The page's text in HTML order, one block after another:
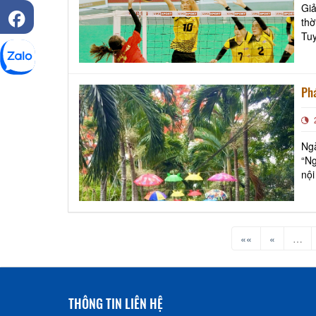
«« « …
THÔNG TIN LIÊN HỆ